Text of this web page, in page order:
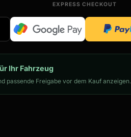
EXPRESS CHECKOUT
Ihr Fahrzeug
passende Freigabe vor dem Kauf anzeigen.